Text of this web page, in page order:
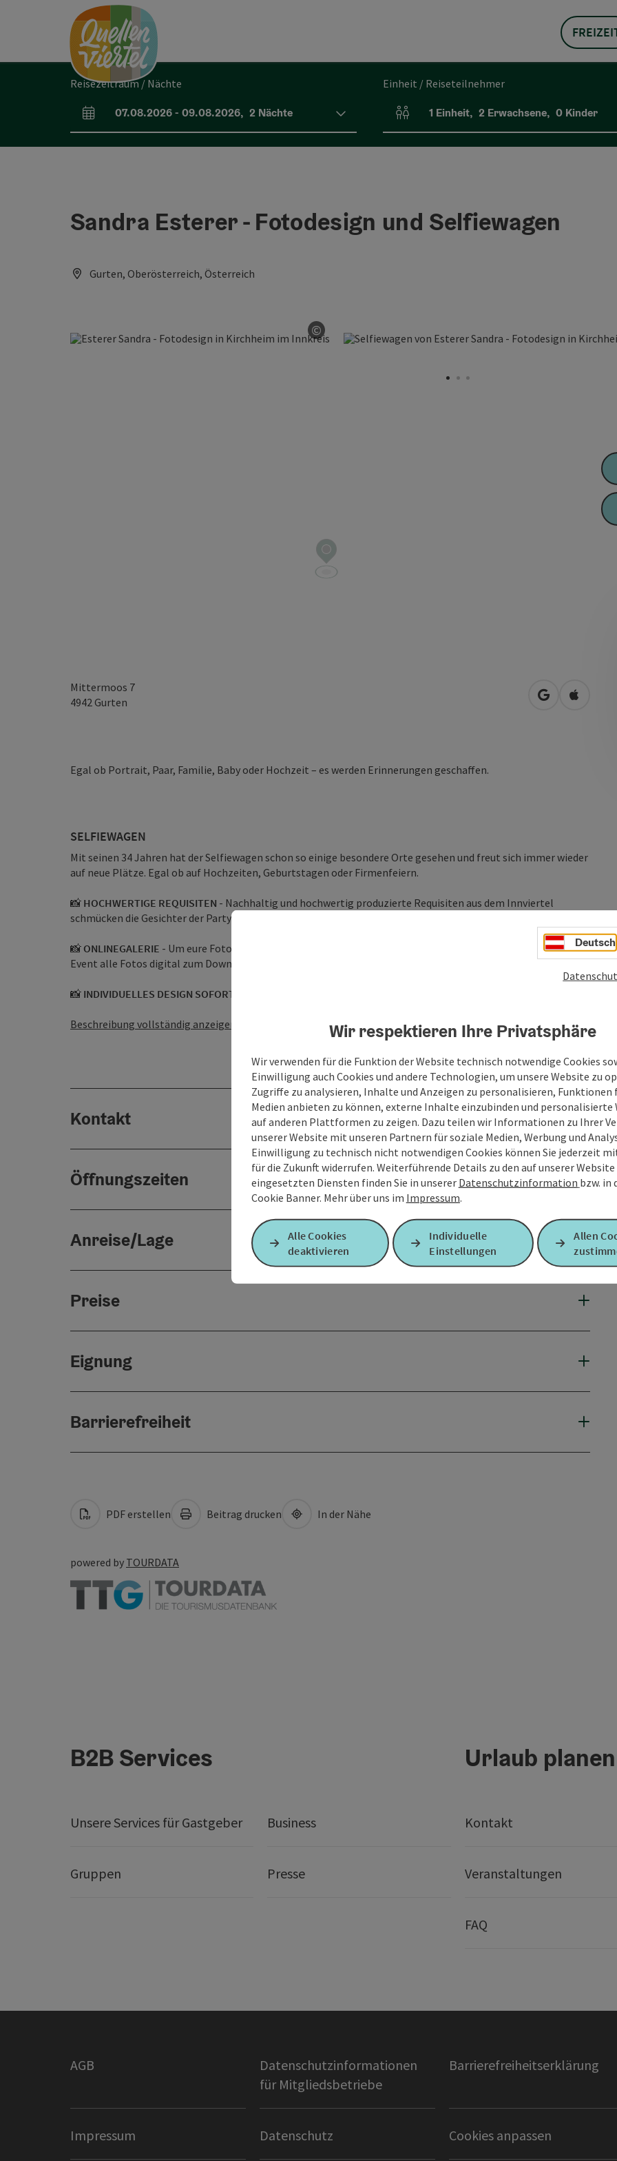
Zum InhaltAccesskey
[0]
Zur NavigationAccesskey
Zum Seitenanfang Accesskey
Reisezeitraum / Nächte
An- und Abreisefelder
07.08.2026- 09.08.2026, 2 Nächte
Einheit / Reiseteilnehmer
Einheitenanzahl und Personenfelder
1 Einheit, 2 Erwachsene, 0 Kinder
Sandra Esterer - Fotodesign und Selfiewagen
Gurten, Oberösterreich, Österreich
©
Copyright öffnen
Mittermoos 7
4942 Gurten in Googlein Apple
Egal ob Portrait, Paar, Familie, Baby oder Hochzeit – es werden Erinnerungen geschaffen.
SELFIEWAGEN
Mit seinen 34 Jahren hat der Selfiewagen schon so einige besondere Orte gesehen und freut sich immer wieder
auf neue Plätze. Egal ob auf Hochzeiten, Geburtstagen oder Firmenfeiern.
📸 HOCHWERTIGE REQUISITEN - Nachhaltig und hochwertig produzierte Requisiten aus dem Innviertel
schmücken die Gesichter der Partygäste. Und genau das macht es zu einem einzigartigen Erlebnis.
📸 ONLINEGALERIE - Um eure Fotos gemütlich nochmals auf der Couch anzusehen, bekommt ihr nach eurem
Event alle Fotos digital zum Download in eurer persönlichen Onlinegalerie.
📸 INDIVIDUELLES DESIGN SOFORTAUSDRUCK
Beschreibung vollständig anzeigen
Kontakt
Öffnungszeiten
Anreise/Lage
Preise
Eignung
Barrierefreiheit
PDF erstellen Beitrag drucken In der Nähe
powered by TOURDATA
B2B Services
Unsere Services für Gastgeber Business
Gruppen Presse
Urlaub
Kontakt
Veranstaltungen
FAQ
AGB
Datenschutzinformationen
für Mitgliedsbetriebe
Barrierefreiheitserklärung
Impressum Datenschutz Cookies anpassen
Deutsch
Wir respektieren Ihre Privatsphäre
Wir verwenden für die Funktion der Website technisch notwendige Cookies
Einwilligung auch Cookies und andere Technologien, um unsere Website zu
Zugriffe zu analysieren, Inhalte und Anzeigen zu personalisieren, Funktionen
Medien anbieten zu können, externe Inhalte einzubinden und personalisierte
auf anderen Plattformen zu zeigen. Dazu teilen wir Informationen zu Ihrer
unserer Website mit unseren Partnern für soziale Medien, Werbung und
Einwilligung zu technisch nicht notwendigen Cookies können Sie jederzeit
für die Zukunft widerrufen. Weiterführende Details zu den auf unserer Website
eingesetzten Diensten finden Sie in unserer Datenschutzinformation bzw. in
Cookie Banner. Mehr über uns im Impressum.
Alle Cookies
deaktivieren
Individuelle
Einstellungen
Allen